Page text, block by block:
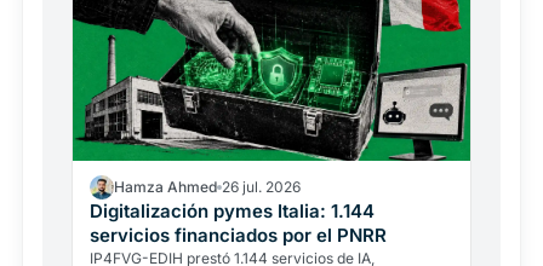
Hamza Ahmed 26 jul. 2026
Digitalización pymes Italia: 1.144
servicios financiados por el PNRR
IP4FVG-EDIH prestó 1.144 servicios de IA,